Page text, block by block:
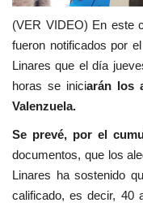
(VER VIDEO) En este
fueron notificados por
Linares que el día
horas se iniciarán los
Valenzuela.
Se prevé, por el
documentos, que los
Linares ha sostenido
calificado, es decir, 40